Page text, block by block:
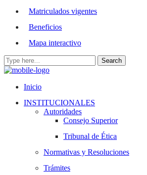
Matriculados vigentes
Beneficios
Mapa interactivo
Inicio
INSTITUCIONALES
Autoridades
Consejo Superior
Tribunal de Ética
Normativas y Resoluciones
Trámites